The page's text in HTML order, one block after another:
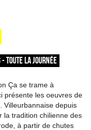
LA JOURNÉE
Ça se trame à
présente les oeuvres de
Villeurbannaise depuis
la tradition chilienne des
à partir de chutes